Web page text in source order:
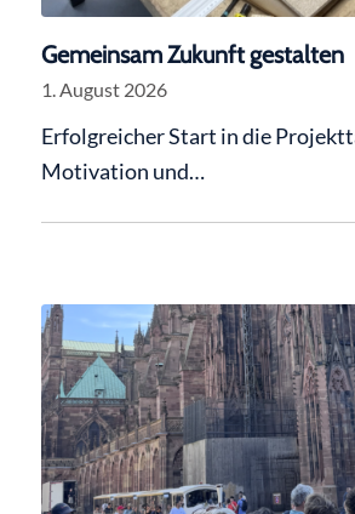
Gemeinsam Zukunft gestalten
1. August 2026
Erfolgreicher Start in die
Motivation und…